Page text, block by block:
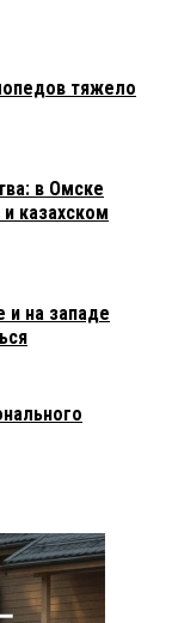
тяжело
в Омске
казахском
и на западе